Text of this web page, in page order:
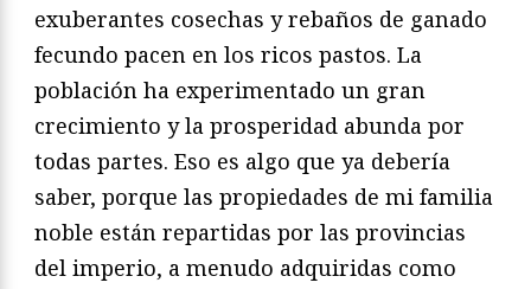
exuberantes cosechas y rebaños de ganado
fecundo pacen en los ricos pastos. La
población ha experimentado un gran
crecimiento y la prosperidad abunda por
todas partes. Eso es algo que ya debería
saber, porque las propiedades de mi familia
noble están repartidas por las provincias
del imperio, a menudo adquiridas como